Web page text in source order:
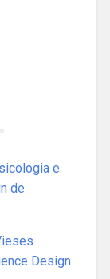
e
de
Design